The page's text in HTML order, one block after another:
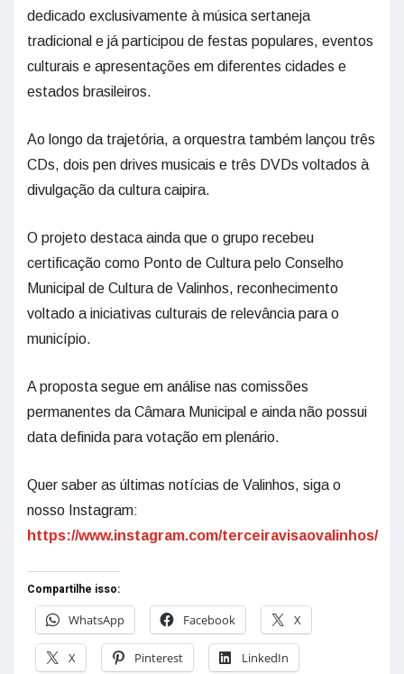
dedicado exclusivamente à música sertaneja
tradicional e já participou de festas populares, eventos
culturais e apresentações em diferentes cidades e
estados brasileiros.
Ao longo da trajetória, a orquestra também lançou três
CDs, dois pen drives musicais e três DVDs voltados à
divulgação da cultura caipira.
O projeto destaca ainda que o grupo recebeu
certificação como Ponto de Cultura pelo Conselho
Municipal de Cultura de Valinhos, reconhecimento
voltado a iniciativas culturais de relevância para o
município.
A proposta segue em análise nas comissões
permanentes da Câmara Municipal e ainda não possui
data definida para votação em plenário.
Quer saber as últimas notícias de Valinhos, siga o
nosso Instagram:
https://www.instagram.com/terceiravisaovalinhos/
Compartilhe isso:
WhatsApp
Facebook X
X Pinterest LinkedIn